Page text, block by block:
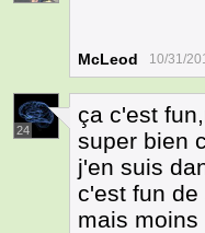
McLeod 10/31/
24
ça c'est
super bien
j'en suis
c'est fun
mais